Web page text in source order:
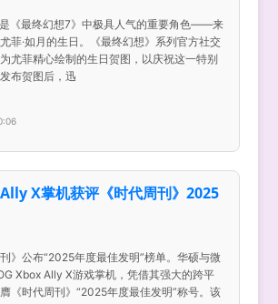
《最终幻想7》中极具人气的重要角色——来
菲·如月的生日。《最终幻想》系列官方社交
尤菲精心绘制的生日贺图，以庆祝这一特别
布贺图后，迅
X掌机获评《时代周刊》2025
》公布“2025年度最佳发明”榜单。华硕与微
Xbox Ally X游戏掌机，凭借其强大的跨平
《时代周刊》“2025年度最佳发明”称号。该